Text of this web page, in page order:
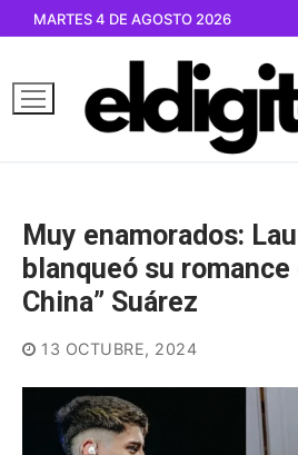
contenido
MARTES 4 DE AGOSTO 2026
Muy enamorados:
blanqueó su romance
China” Suárez
13 OCTUBRE, 2024